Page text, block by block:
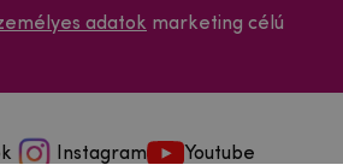
adatok marketing célú
Instagram Youtube